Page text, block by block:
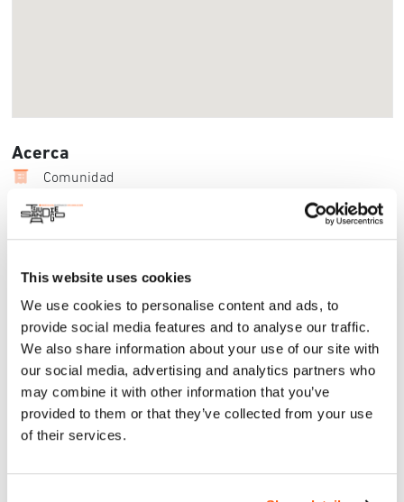
This website uses cookies
We use cookies to personalise content and ads, to
provide social media features and to analyse our traffic.
We also share information about your use of our site with
our social media, advertising and analytics partners who
may combine it with other information that you’ve
provided to them or that they’ve collected from your use
of their services.
Acerca
Comunidad
Esta exposición de arte multimedios examina la intersección
entre intimidad, poder y control que conduce a la Violencia
percepción de la violencia de pareja más allá de un problema
de mujeres, para adentrarse en el panorama social que
puede dar forma a dicha violencia y explorar la propia
relación de los visitantes con el poder y el control. La
experiencia museográfica explora el aspecto positivo de
sobrevivir, a la vez que sensibiliza y promueve la acción para
eliminar la violencia de pareja.
Exhibition Celebration October 5, 2024, 5:00-7:00pm